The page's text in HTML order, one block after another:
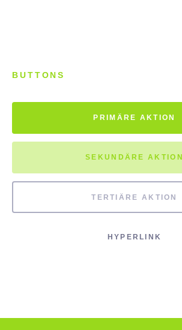
BUTTONS
PRIMÄRE AKTION
SEKUNDÄRE AKTION
TERTIÄRE AKTION
HYPERLINK